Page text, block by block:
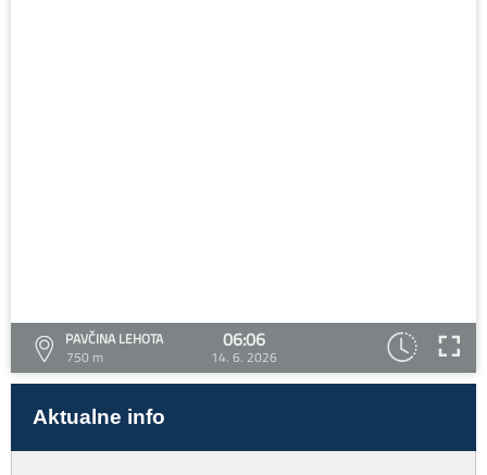
PAVČINA LEHOTA
750 m
06:06
14. 6. 2026
Aktualne info